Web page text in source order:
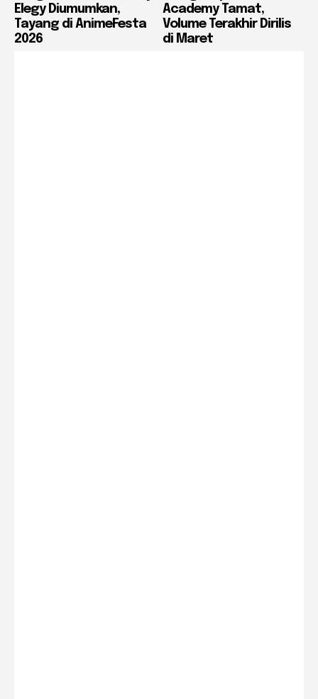
Elegy Diumumkan,
Tayang di AnimeFesta
2026
Academy Tamat,
Volume Terakhir Dirilis
di Maret